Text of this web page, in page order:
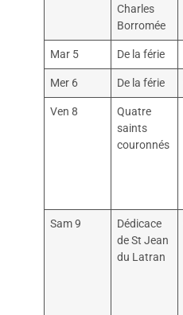
Charles
Borromée
Mar 5 De la férie
Mer 6 De la férie
Ven 8
Quatre
saints
couronnés
Sam 9
Dédicace
de St Jean
du Latran